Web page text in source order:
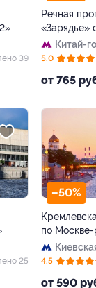
39
Речная
«Зарядье»
Китай-
от 765
5.0
25
–50%
по Москве-
от 590
4.5